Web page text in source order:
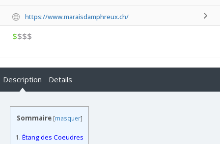
https://www.maraisdamphreux.ch/
$$$$
Description Details
Sommaire [masquer]
1. Étang des Coeudres